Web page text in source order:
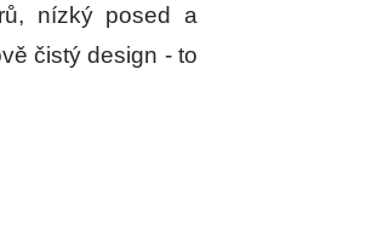
nízký posed a
čistý design - to